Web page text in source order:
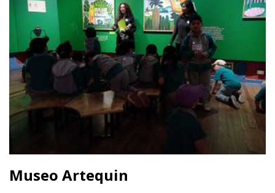
Museo Artequin